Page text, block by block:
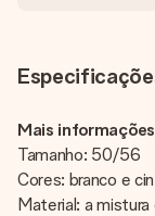
Mais
Tamanho: 50/56
Cores: branco e
Material: a